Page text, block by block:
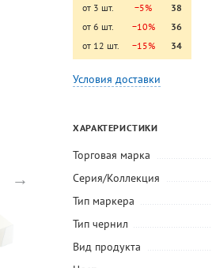
→
-
от 3 шт.
−5%
38
от 6 шт.
−10%
36
от 12 шт.
−15% 34
Условия доставки
ХАРАКТЕРИСТИКИ
Торговая марка
Серия/Коллекция
Тип маркера
Тип чернил
Вид продукта